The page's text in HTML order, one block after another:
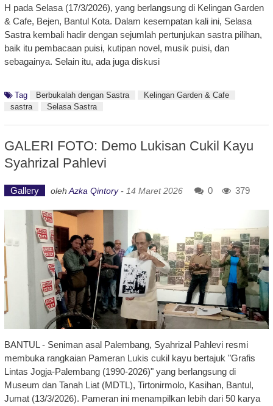
H pada Selasa (17/3/2026), yang berlangsung di Kelingan Garden
& Cafe, Bejen, Bantul Kota. Dalam kesempatan kali ini, Selasa
Sastra kembali hadir dengan sejumlah pertunjukan sastra pilihan,
baik itu pembacaan puisi, kutipan novel, musik puisi, dan
sebagainya. Selain itu, ada juga diskusi
Tag Berbukalah dengan Sastra
Kelingan Garden & Cafe
sastra
Selasa Sastra
GALERI FOTO: Demo Lukisan Cukil Kayu
Syahrizal Pahlevi
Gallery oleh Azka Qintory- 14 Maret 2026 0 379
BANTUL - Seniman asal Palembang, Syahrizal Pahlevi resmi
membuka rangkaian Pameran Lukis cukil kayu bertajuk "Grafis
Lintas Jogja-Palembang (1990-2026)" yang berlangsung di
Museum dan Tanah Liat (MDTL), Tirtonirmolo, Kasihan, Bantul,
Jumat (13/3/2026). Pameran ini menampilkan lebih dari 50 karya